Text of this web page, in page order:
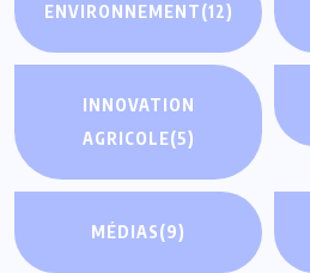
ENVIRONNEMENT(12)
INNOVATION
AGRICOLE(5)
MÉDIAS(9)